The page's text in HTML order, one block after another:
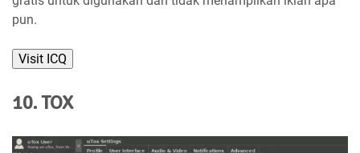
pun.
Visit ICQ
10. TOX